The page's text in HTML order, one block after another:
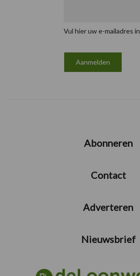
Vul hier uw e-mailadres in
Abonneren
Contact
Adverteren
Nieuwsbrief